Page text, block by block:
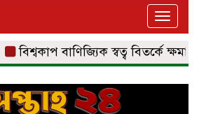
Toggle
বিশ্বকাপ বাণিজ্যিক স্বত্ব বিতর্কে ক্ষমা চাইল